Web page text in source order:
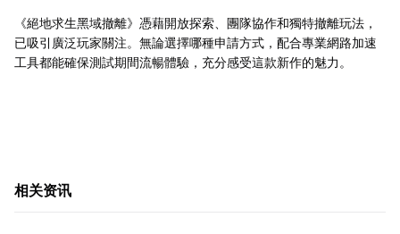
《絕地求生黑域撤離》憑藉開放探索、團隊協作和獨特撤離玩法，
已吸引廣泛玩家關注。無論選擇哪種申請方式，配合專業網路加速
工具都能確保測試期間流暢體驗，充分感受這款新作的魅力。
相关资讯